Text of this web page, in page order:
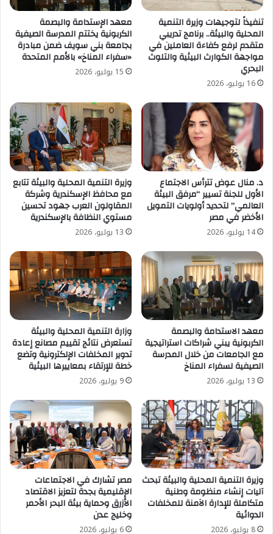
تنفيذاً لتوجيهات وزيرة التنمية
المحلية والبيئة.. برنامج تدريبي
متقدم لرفع كفاءة العاملين في
مواجهة الكوارث البيئية والتلوث
البحري
16 يوليو، 2026
معهد الإستدامة والبصمة
الكربونية يختتم المدرسة الصيفية
بجامعة بني سويف ضمن مبادرة
«سفراء المناخ» بالأمم المتحدة
15 يوليو، 2026
د. منال عوض تترأس الاجتماع
الأول للجنة تسيير “مرفق البيئة
العالمي” لتحديد أولويات التمويل
الأخضر في مصر
14 يوليو، 2026
وزيرة التنمية المحلية والبيئة تتابع
مع محافظ الإسكندرية وشركة
المقاولون العرب جهود تحسين
مستوي النظافة بالإسكندرية
13 يوليو، 2026
معهد الاستدامة والبصمة
الكربونية يبني شراكات استراتيجية
مع الجامعات من خلال المدرسة
الصيفية لسفراء المناخ
13 يوليو، 2026
وزارة التنمية المحلية والبيئة
تستعرض نتائج تقييم مصانع إعادة
تدوير المخلفات الإلكترونية وتضع
خطة للإرتقاء بمعاييرها البيئية
9 يوليو، 2026
وزيرة التنمية المحلية والبيئة تبحث
آليات إنشاء منظومة وطنية
متكاملة للإدارة الآمنة للمخلفات
الدوائية
8 يوليو، 2026
مصر تشارك في الاجتماعات
الإقليمية بجدة لتعزيز الاقتصاد
الأزرق وحماية بيئة البحر الأحمر
وخليج عدن
6 يوليو، 2026